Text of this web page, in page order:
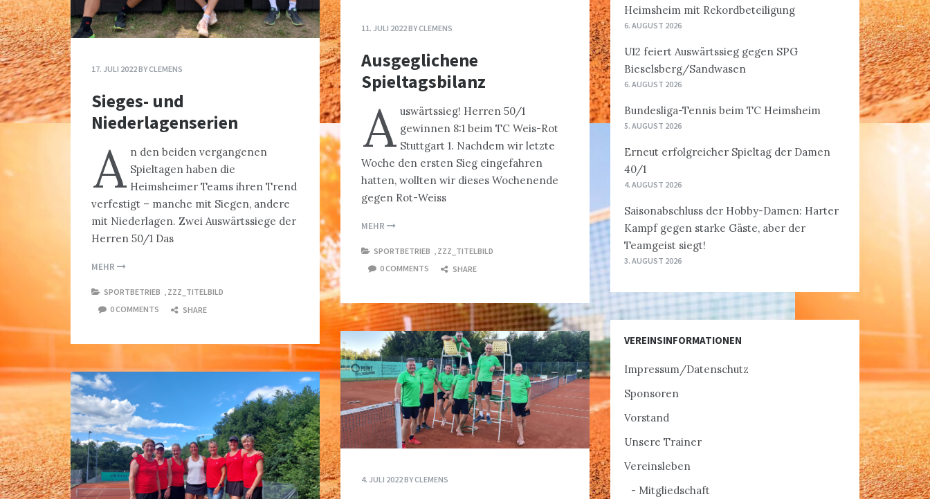
17. JULI 2022BYCLEMENS
Sieges- und
Niederlagenserien
A n den beiden vergangenen
Spieltagen haben die
Heimsheimer Teams ihren Trend
verfestigt – manche mit Siegen, andere
mit Niederlagen. Zwei Auswärtssiege der
Herren 50/1 Das
MEHR
SPORTBETRIEB
ZZZ_TITELBILD
0 COMMENTS
SHARE
11. JULI 2022BYCLEMENS
Ausgeglichene
Spieltagsbilanz
A uswärtssieg! Herren 50/1
gewinnen 8:1 beim TC Weis-Rot
Stuttgart 1. Nachdem wir letzte
Woche den ersten Sieg eingefahren
hatten, wollten wir dieses Wochenende
gegen Rot-Weiss
MEHR
SPORTBETRIEB
ZZZ_TITELBILD
0 COMMENTS
SHARE
4. JULI 2022BYCLEMENS
Heimsheim mit Rekordbeteiligung
6. AUGUST 2026
U12 feiert Auswärtssieg gegen SPG
Bieselsberg/Sandwasen
6. AUGUST 2026
Bundesliga-Tennis beim TC Heimsheim
5. AUGUST 2026
Erneut erfolgreicher Spieltag der Damen
40/1
4. AUGUST 2026
Saisonabschluss der Hobby-Damen: Harter
Kampf gegen starke Gäste, aber der
Teamgeist siegt!
3. AUGUST 2026
VEREINSINFORMATIONEN
Impressum/Datenschutz
Sponsoren
Vorstand
Unsere Trainer
Vereinsleben
Mitgliedschaft